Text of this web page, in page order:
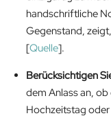
handschriftliche
Gegenstand,
[Quelle].
Berücksichtigen
dem Anlass an,
Hochzeitstag